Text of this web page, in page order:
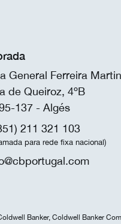
General Ferreira
de Queiroz, 4ºB
137 - Algés
211 321 103
para rede fixa nacional)
Banker, Coldwell Banker